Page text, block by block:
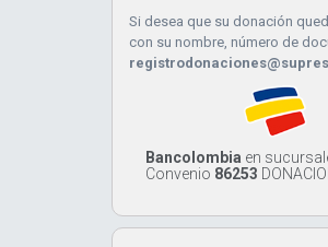
Si desea que su donación
con su nombre, número de
Bancolombia en
Convenio 86253